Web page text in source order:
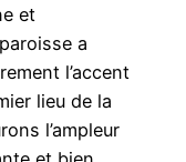
et
a
l’accent
lieu de la
l’ampleur